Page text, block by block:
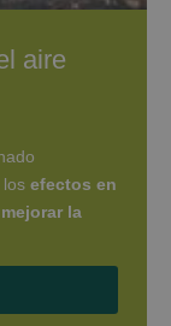
aire
los efectos en
la